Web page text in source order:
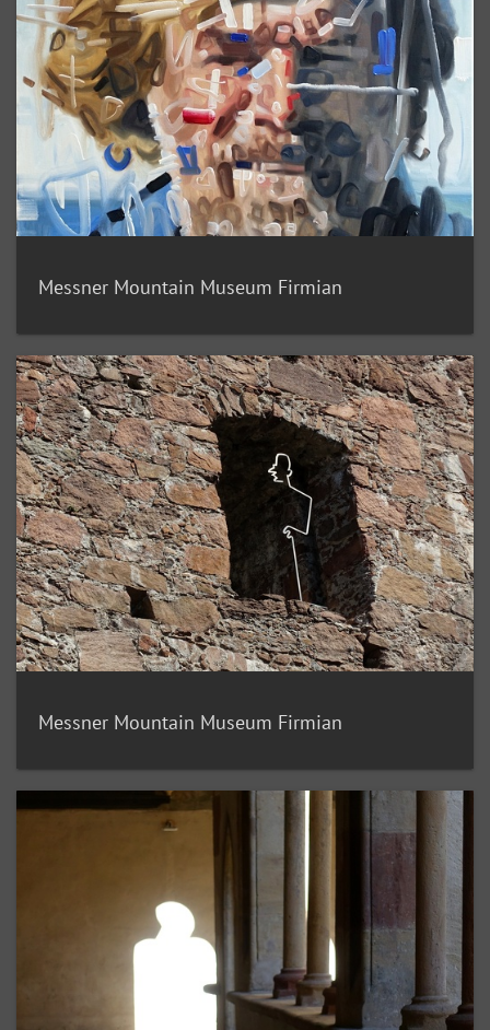
Messner Mountain Museum Firmian
Messner Mountain Museum Firmian